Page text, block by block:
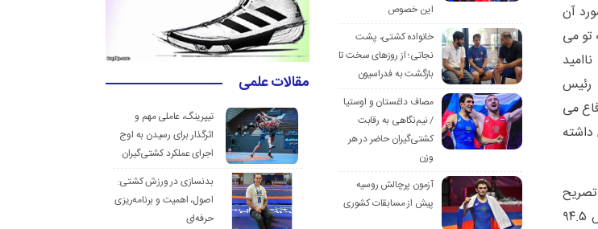
آن
تو می
رئیس
می
کرد: او باید خودش تصمیم بگیرد. چند روز پیش با او جلسه داشتم وزنش ۹۴.۵
این خصوص
خانواده کشتی، پشت
نجاتی؛ از روزهای سخت تا
بازگشت به فدراسیون
مصاف داغستان و اوستیا
/ نیم‌نگاهی به رقابت
کشتی‌گیران حاضر در هر
وزن
آزمون پرچالش روسیه
پیش از مسابقات کشوری
مقالات علمی
تیپرینگ، عاملی مهم و
اثرگذار برای رسیدن به اوج
اجرای عملکرد کشتی‌گیران
بدنسازی در ورزش کشتی:
اصول، اهمیت و برنامه‌ریزی
حرفه‌ای